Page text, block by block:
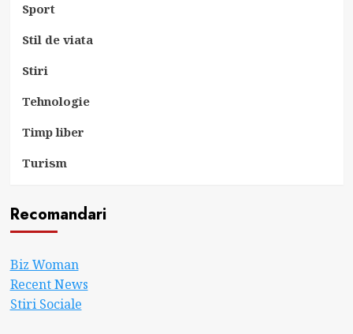
Sport
Stil de viata
Stiri
Tehnologie
Timp liber
Turism
Recomandari
Biz Woman
Recent News
Stiri Sociale